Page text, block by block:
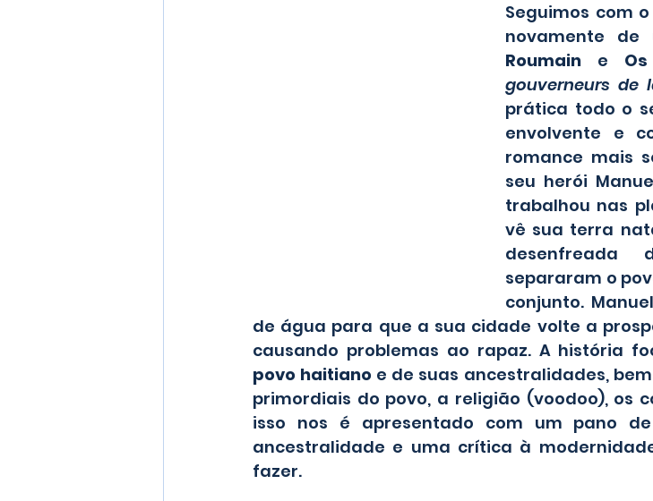
Seguimos com
novamente
Roumain e
gouverneurs de
prática todo o
envolvente e
romance mais
seu herói
trabalhou nas
vê sua terra
desenfreada
separaram o
conjunto.
de água para que a sua cidade volte a
causando problemas ao rapaz. A história
povo haitiano e de suas ancestralidades,
primordiais do povo, a religião (voodoo), os
isso nos é apresentado com um pano
ancestralidade e uma crítica à
fazer.